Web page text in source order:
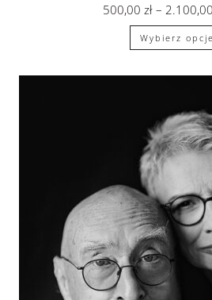
500,00 zł – 2.100,00
Wybierz opcje